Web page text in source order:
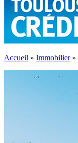
Accueil » Immobilier»